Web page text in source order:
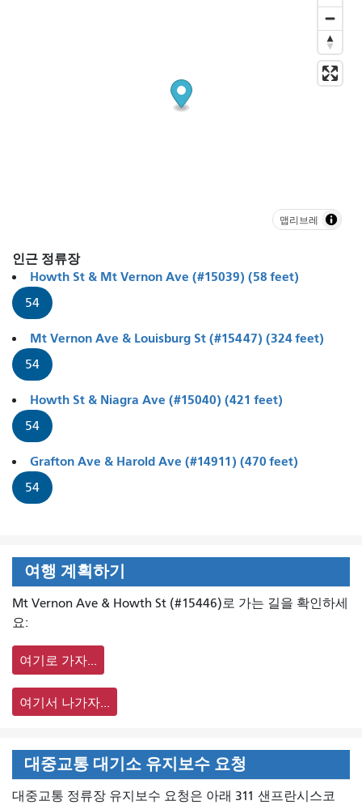
맵리브레
인근 정류장
Howth St & Mt Vernon Ave (#15039) (58 feet)
54
Mt Vernon Ave & Louisburg St (#15447) (324 feet)
54
Howth St & Niagra Ave (#15040) (421 feet)
54
Grafton Ave & Harold Ave (#14911) (470 feet)
54
여행 계획하기
Mt Vernon Ave & Howth St (#15446)로 가는 길을 확인하세
요:
여기로 가자...
여기서 나가자...
대중교통 대기소 유지보수 요청
대중교통 정류장 유지보수 요청은 아래 311 샌프란시스코